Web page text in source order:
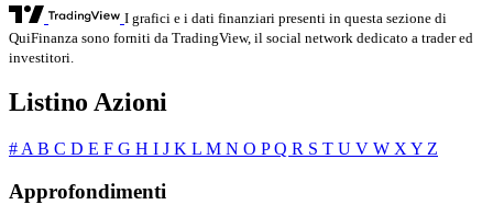
I grafici e i dati finanziari presenti in questa sezione di
QuiFinanza sono forniti da TradingView, il social network dedicato a trader ed
investitori.
Listino Azioni
# A B C D E F G H I J K L M N O PQ R S T U V W X Y Z
Approfondimenti